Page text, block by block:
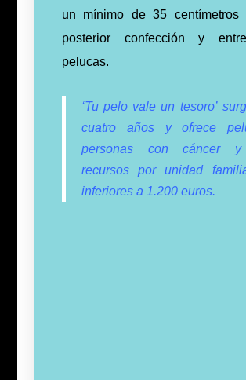
un mínimo de 35 centímetros
posterior confección y
pelucas.
‘Tu pelo vale un tesoro’
cuatro años y ofrece
personas con cáncer y
recursos por unidad
inferiores a 1.200 euros.